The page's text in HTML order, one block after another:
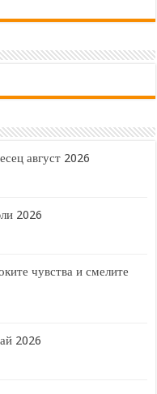
август 2026
2026
чувства и смелите
2026